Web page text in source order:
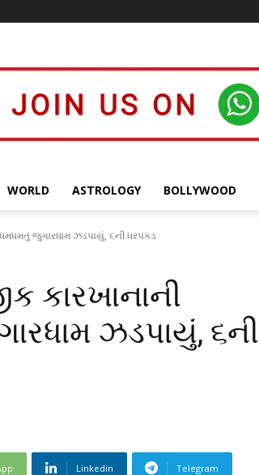
WORLD ASTROLOGY BOLLYWOOD
જુગારધામ ઝડપાયું, ૬ની ધરપકડ
કારખાનાની
ઝડપાયું, ૬ની
Linkedin Telegram